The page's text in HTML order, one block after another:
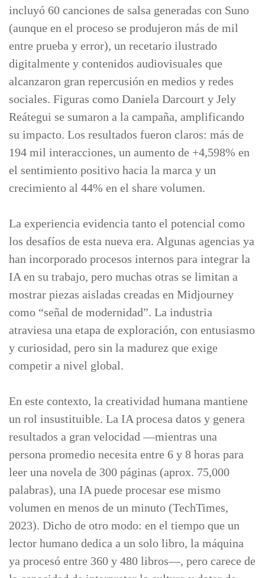
incluyó 60 canciones de salsa generadas con Suno
(aunque en el proceso se produjeron más de mil
entre prueba y error), un recetario ilustrado
digitalmente y contenidos audiovisuales que
alcanzaron gran repercusión en medios y redes
sociales. Figuras como Daniela Darcourt y Jely
Reátegui se sumaron a la campaña, amplificando
su impacto. Los resultados fueron claros: más de
194 mil interacciones, un aumento de +4,598% en
el sentimiento positivo hacia la marca y un
crecimiento al 44% en el share volumen.
La experiencia evidencia tanto el potencial como
los desafíos de esta nueva era. Algunas agencias ya
han incorporado procesos internos para integrar la
IA en su trabajo, pero muchas otras se limitan a
mostrar piezas aisladas creadas en Midjourney
como “señal de modernidad”. La industria
atraviesa una etapa de exploración, con entusiasmo
y curiosidad, pero sin la madurez que exige
competir a nivel global.
En este contexto, la creatividad humana mantiene
un rol insustituible. La IA procesa datos y genera
resultados a gran velocidad —mientras una
persona promedio necesita entre 6 y 8 horas para
leer una novela de 300 páginas (aprox. 75,000
palabras), una IA puede procesar ese mismo
volumen en menos de un minuto (TechTimes,
2023). Dicho de otro modo: en el tiempo que un
lector humano dedica a un solo libro, la máquina
ya procesó entre 360 y 480 libros—, pero carece de